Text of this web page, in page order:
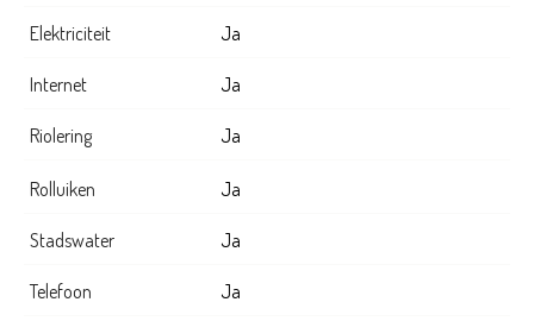
Elektriciteit Ja
Internet Ja
Riolering Ja
Rolluiken Ja
Stadswater Ja
Telefoon Ja